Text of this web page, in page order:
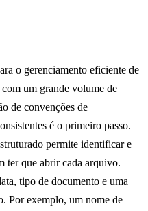
o gerenciamento eficiente de
um grande volume de
de convenções de
é o primeiro passo.
permite identificar e
ter que abrir cada arquivo.
tipo de documento e uma
Por exemplo, um nome de